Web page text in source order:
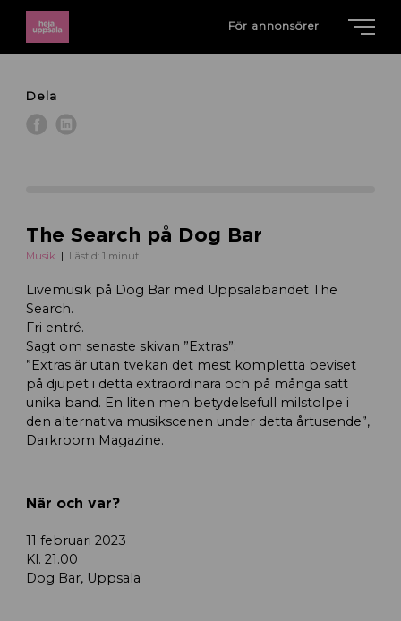
För annonsörer
Dela
The Search på Dog Bar
Musik Lästid: 1 minut
Livemusik på Dog Bar med Uppsalabandet The
Search.
Fri entré.
Sagt om senaste skivan ”Extras”:
”Extras är utan tvekan det mest kompletta beviset
på djupet i detta extraordinära och på många sätt
unika band. En liten men betydelsefull milstolpe i
den alternativa musikscenen under detta årtusende”,
Darkroom Magazine.
När och var?
11 februari 2023
Kl. 21.00
Dog Bar, Uppsala